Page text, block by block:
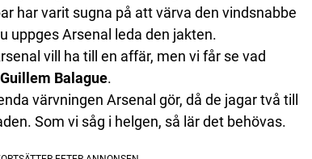
har varit sugna på att värva den vindsnabbe
uppges Arsenal leda den jakten.
vill ha till en affär, men vi får se vad
Guillem Balague.
värvningen Arsenal gör, då de jagar två till
Som vi såg i helgen, så lär det behövas.